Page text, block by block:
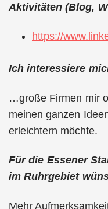
Aktivitäten (Blog,
https://
Ich interessiere
…große Firmen mir
meinen ganzen
erleichtern möchte.
Für die Essener
im Ruhrgebiet
Mehr